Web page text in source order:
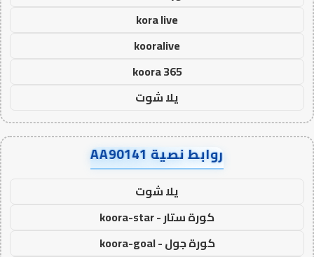
kora live
kooralive
koora 365
يلا شوت
روابط نصية AA90141
يلا شوت
كورة ستار - koora-star
كورة جول - koora-goal